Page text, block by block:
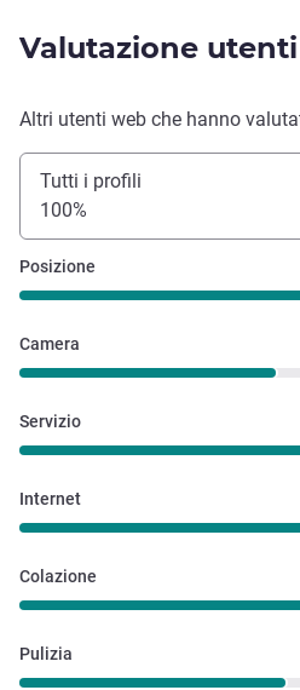
Valutazione
Altri utenti web che hanno
Tutti i profili
100%
Posizione
Camera
Servizio
Internet
Colazione
Pulizia